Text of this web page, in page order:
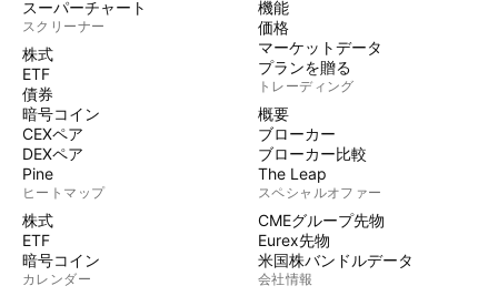
スーパーチャート
スクリーナー
株式
ETF
債券
暗号コイン
CEXペア
DEXペア
Pine
ヒートマップ
株式
ETF
暗号コイン
カレンダー
機能
価格
マーケットデータ
プランを贈る
トレーディング
概要
ブローカー
ブローカー比較
The Leap
スペシャルオファー
CMEグループ先物
Eurex先物
米国株バンドルデータ
会社情報